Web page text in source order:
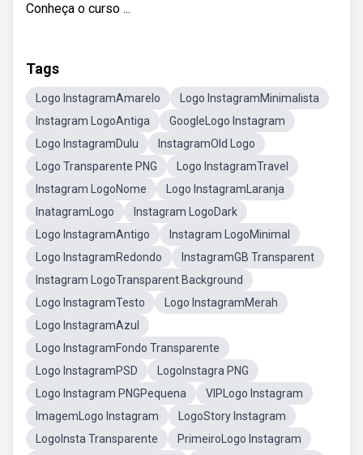
Conheça o curso ...
Tags
Logo InstagramAmarelo
Logo InstagramMinimalista
Instagram LogoAntiga
GoogleLogo Instagram
Logo InstagramDulu
InstagramOld Logo
Logo Transparente PNG
Logo InstagramTravel
Instagram LogoNome
Logo InstagramLaranja
InatagramLogo
Instagram LogoDark
Logo InstagramAntigo
Instagram LogoMinimal
Logo InstagramRedondo
InstagramGB Transparent
Instagram LogoTransparent Background
Logo InstagramTesto
Logo InstagramMerah
Logo InstagramAzul
Logo InstagramFondo Transparente
Logo InstagramPSD
LogoInstagra PNG
Logo Instagram PNGPequena
VIPLogo Instagram
ImagemLogo Instagram
LogoStory Instagram
LogoInsta Transparente
PrimeiroLogo Instagram